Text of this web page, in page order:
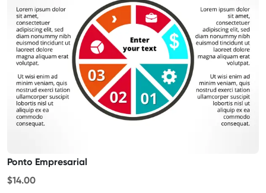
Ponto Empresarial
$14.00